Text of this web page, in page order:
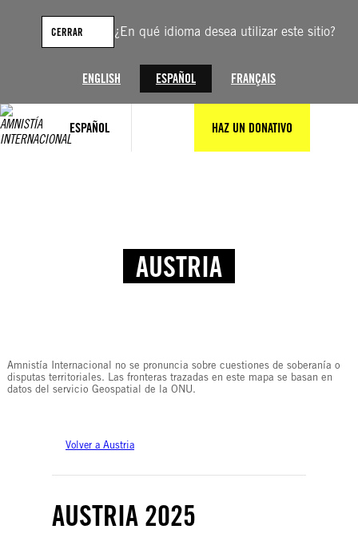
¿En qué idioma desea utilizar este sitio?
ENGLISH ESPAÑOL FRANÇAIS
CERRAR
ESPAÑOL HAZ UN DONATIVO
AUSTRIA
Amnistía Internacional no se pronuncia sobre cuestiones de soberanía o
disputas territoriales. Las fronteras trazadas en este mapa se basan en
datos del servicio Geospatial de la ONU.
Volver a Austria
AUSTRIA 2025